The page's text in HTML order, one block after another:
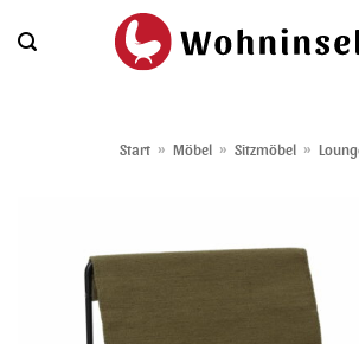
Inhalt
Start » Möbel » Sitzmöbel »